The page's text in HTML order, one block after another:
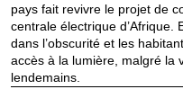
pays fait revivre le projet de
centrale électrique d’Afrique.
dans l’obscurité et les
accès à la lumière, malgré la
lendemains.